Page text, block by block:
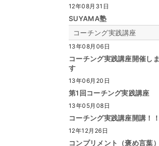
12年08月31日
SUYAMA塾
コーチング実践講座
13年08月06日
コーチング実践講座開催しま
す
13年06月20日
第1回コーチング実践講座
13年05月08日
コーチング実践講座開講！！
12年12月26日
コンプリメント（褒め言葉）